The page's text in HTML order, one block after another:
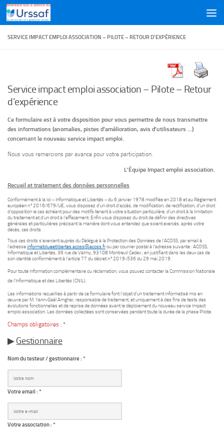
Skip to content
SERVICE IMPACT EMPLOI ASSOCIATION – PILOTE – RETOUR D’EXPÉRIENCE
Service impact emploi association – Pilote – Retour
d’expérience
Ce formulaire est à votre disposition pour vous permettre de nous transmettre
des informations (anomalies, pistes d’amélioration, avis d’utilisateurs …)
concernant le nouveau service impact emploi.
Nous vous remercions par avance pour votre participation.
L’Équipe Impact emploi association.
Recueil et traitement des données personnelles
Conformément à la loi « Informatique et Libertés » du 6 janvier 1978 modifiée en 2018 et au Règlement
européen n°2016/679/UE, vous disposez d’un droit d’accès, de modification, de rectification, d’un droit
d’opposition le cas échéant pour des motifs tenant à votre situation particulière, d’un droit à la limitation
du traitement et d’un droit à l’effacement. Enfin vous disposez du droit de définir des directives
générales et particulières précisant la manière dont vous entendez que soient exercés, après votre
décès, ces droits.
Tous ces droits s’exercent auprès du Délégué à la Protection des Données de l’ACOSS, par email à
l’adresseinformatiqueetlibertes.acoss@acoss.frou par courrier postal à l’adresse suivante : ACOSS,
Informatique et Libertés, 36 rue de Valmy, 93108 Montreuil Cedex ; en justifiant dans les deux cas de
son identité conformément à l’article 77 du décret n°2019-536 du 29 mai 2019.
Pour toute information complémentaire ou réclamation, vous pouvez contacter la Commission Nationale
de l’Informatique et des Libertés (CNIL).
Les informations recueillies à partir de ce formulaire font l’objet d’un traitement informatisé mis en
œuvre par M. Yann-Gaël Amghar, responsable de traitement, et uniquement à des fins de tests des
évolutions fonctionnelles et de reprise de données avant le déploiement du nouveau service Impact
emploi association. Les données collectées sont conservées pendant toute la durée de la phase Pilote.
Champs obligatoires : *
▶Gestionnaire
Nom du testeur / gestionnaire : *
Votre email : *
Votre association : *